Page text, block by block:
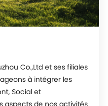
Co.,Ltd et ses filiales
à intégrer les
Social et